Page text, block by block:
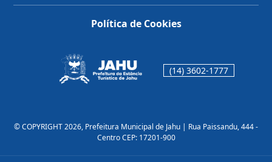
Política de Cookies
(14) 3602-1777
© COPYRIGHT 2026, Prefeitura Municipal de Jahu | Rua Paissandu, 444 -
Centro CEP: 17201-900